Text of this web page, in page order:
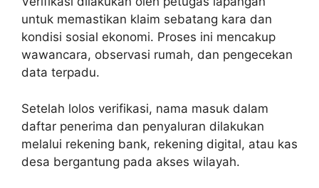
untuk memastikan klaim sebatang kara dan
kondisi sosial ekonomi. Proses ini mencakup
wawancara, observasi rumah, dan pengecekan
data terpadu.
Setelah lolos verifikasi, nama masuk dalam
daftar penerima dan penyaluran dilakukan
melalui rekening bank, rekening digital, atau kas
desa bergantung pada akses wilayah.